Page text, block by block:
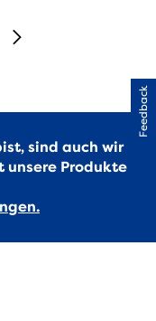
sind auch wir
unsere Produkte
Feedback